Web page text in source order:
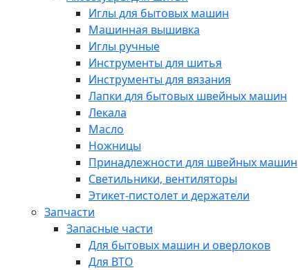
Иглы для бытовых машин
Машинная вышивка
Иглы ручные
Инструменты для шитья
Инструменты для вязания
Лапки для бытовых швейных машин
Лекала
Масло
Ножницы
Принадлежности для швейных машин
Светильники, вентиляторы
Этикет-пистолет и держатели
Запчасти
Запасные части
Для бытовых машин и оверлоков
Для ВТО